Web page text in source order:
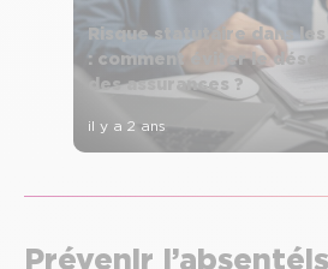
Risque statutaire dans
: comment éviter le
des assurances ?
il y a 2 ans
Prévenir